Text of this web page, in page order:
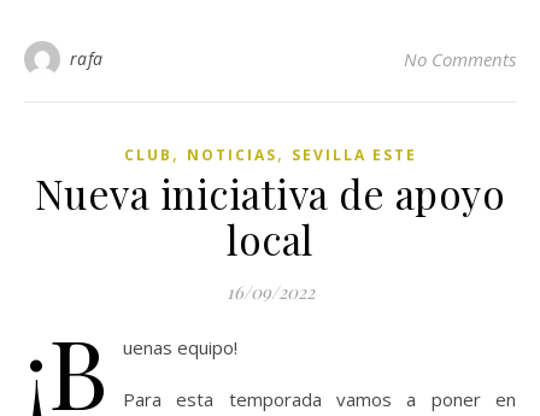
rafa No Comments
CLUB , NOTICIAS, SEVILLA ESTE
Nueva iniciativa de apoyo
local
16/09/2022
¡B uenas equipo!
Para esta temporada vamos a poner en